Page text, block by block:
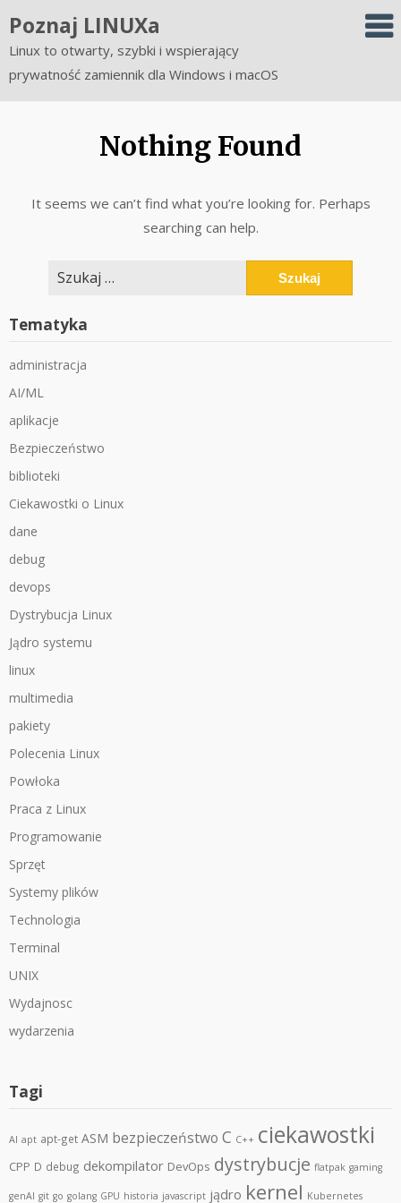
to
content
Poznaj LINUXa
Linux to otwarty, szybki i wspierający
prywatność zamiennik dla Windows i macOS
Nothing Found
It seems we can’t find what you’re looking for. Perhaps
searching can help.
Tematyka
administracja
AI/ML
aplikacje
Bezpieczeństwo
biblioteki
Ciekawostki o Linux
dane
debug
devops
Dystrybucja Linux
Jądro systemu
linux
multimedia
pakiety
Polecenia Linux
Powłoka
Praca z Linux
Programowanie
Sprzęt
Systemy plików
Technologia
Terminal
UNIX
Wydajnosc
wydarzenia
Tagi
AI apt apt-get ASM bezpieczeństwo C C++ ciekawostki
CPP D debug dekompilator DevOps dystrybucje flatpak gaming
genAI git go golang GPU historia javascript jądro kernel Kubernetes